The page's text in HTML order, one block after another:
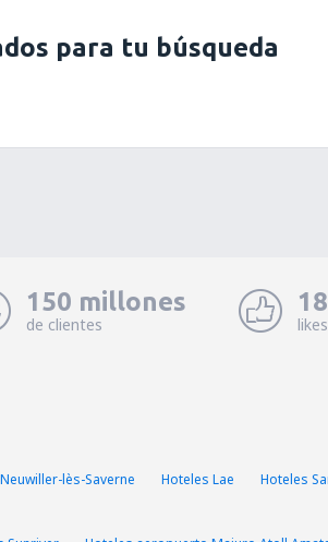
para tu búsqueda
150 millones
de clientes likes
lès-Saverne Hoteles Lae
Hoteles